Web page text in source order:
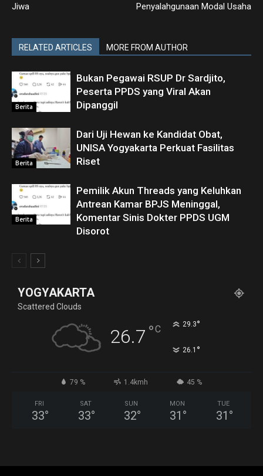
Jiwa
Penyalahgunaan Modal Usaha
RELATED ARTICLES MORE FROM AUTHOR
Berita
Bukan Pegawai RSUP Dr Sardjito,
Peserta PPDS yang Viral Akan
Dipanggil
Berita
Dari Uji Hewan ke Kandidat Obat,
UNISA Yogyakarta Perkuat Fasilitas
Riset
Berita
Pemilik Akun Threads yang Keluhkan
Antrean Kamar BPJS Meninggal,
Komentar Sinis Dokter PPDS UGM
Disorot
YOGYAKARTA
Scattered Clouds
26.7 °C 29.3°
26.1 °
79 % 1.4kmh 45 %
FRI
33°
SAT
33°
SUN
32°
MON
31 °
TUE
31 °